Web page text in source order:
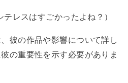
テレスはすごかったよね？）
彼の作品や影響について詳し
の重要性を示す必要がありま